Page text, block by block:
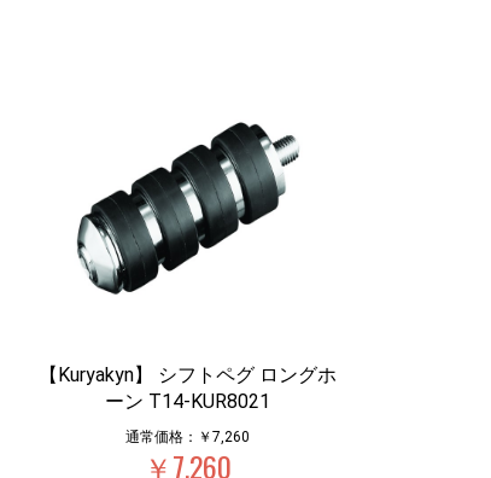
【Kuryakyn】 シフトペグ ロングホ
ーン T14-KUR8021
通常価格：￥7,260
￥7,260